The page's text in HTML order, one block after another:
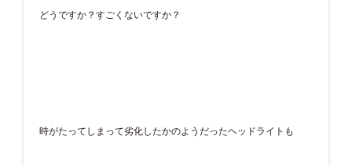
どうですか？すごくないですか？
時がたってしまって劣化したかのようだったヘッドライトも